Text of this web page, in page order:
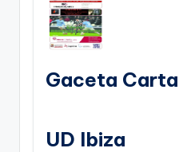
Gaceta
UD Ibiza